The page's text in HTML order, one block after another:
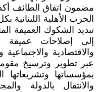
مضمون اتفاق الطائف أكد
الحرب الأهلية اللبنانية
تبديد الشكوك العميقة
إلى إصلاحات عميقة
والاقتصادية
عبر تطوير وترسيخ
بمؤسساتها وتشريعاتها
والانتقال بالدولة